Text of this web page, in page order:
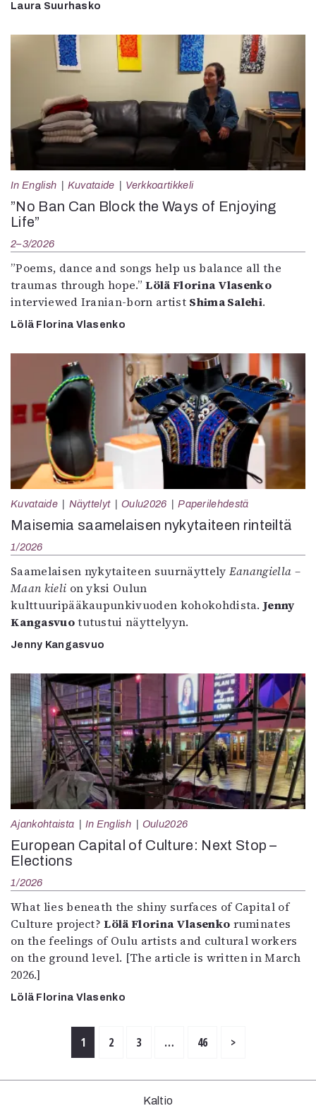
Laura Suurhasko
In English Kuvataide Verkkoartikkeli
”No Ban Can Block the Ways of Enjoying
Life”
2–3/2026
”Poems, dance and songs help us balance all the
traumas through hope.”Lölä Florina Vlasenko
interviewed Iranian-born artist Shima Salehi.
Lölä Florina Vlasenko
Kuvataide Näyttelyt Oulu2026 Paperilehdestä
Maisemia saamelaisen nykytaiteen rinteiltä
1/2026
Saamelaisen nykytaiteen suurnäyttely Eanangiella –
Maan kieli on yksi Oulun
kulttuuripääkaupunkivuoden kohokohdista.Jenny
Kangasvuotutustui näyttelyyn.
Jenny Kangasvuo
Ajankohtaista In English Oulu2026
European Capital of Culture: Next Stop –
Elections
1/2026
What lies beneath the shiny surfaces of Capital of
Culture project?Lölä Florina Vlasenko ruminates
on the feelings of Oulu artists and cultural workers
on the ground level. [The article is written in March
2026.]
Lölä Florina Vlasenko
1 2 3 … 46 >
Kaltio